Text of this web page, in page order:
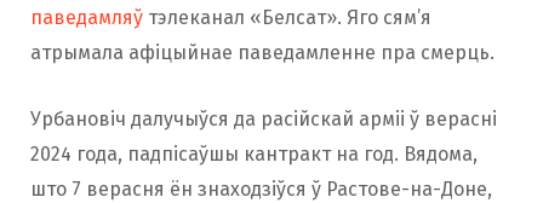
паведамляў тэлеканал «Белсат». Яго сям’я
атрымала афіцыйнае паведамленне пра смерць.
Урбановіч далучыўся да расійскай арміі ў верасні
2024 года, падпісаўшы кантракт на год. Вядома,
што 7 верасня ён знаходзіўся ў Растове-на-Доне,